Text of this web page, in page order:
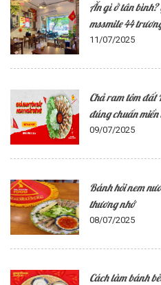
Ăn gì ở tân bình?
mssmile 44
11/07/2025
Chả ram tôm
đúng chuẩn
09/07/2025
Bánh hỏi nem
thương nhớ
08/07/2025
Cách làm bánh